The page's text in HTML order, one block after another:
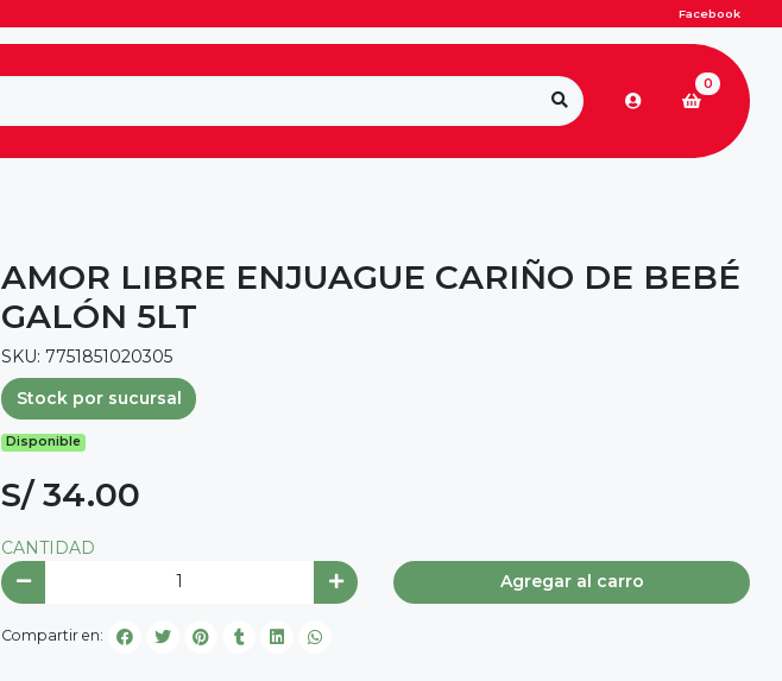
Facebook
0
AMOR LIBRE ENJUAGUE CARIÑO DE BEBÉ
GALÓN 5LT
SKU: 7751851020305
Stock por sucursal
Disponible
S/ 34.00
CANTIDAD
Agregar al carro
Compartir en: